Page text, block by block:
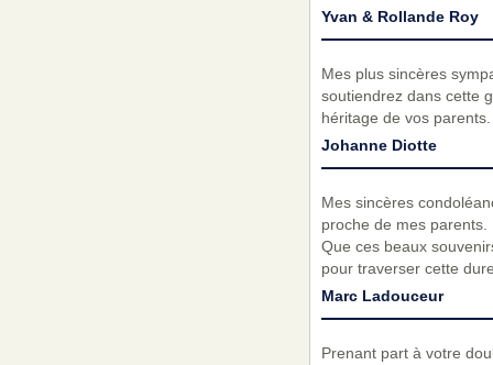
Yvan & Rollande Roy
Mes plus sincères
soutiendrez dans cette
héritage de vos parents.
Johanne Diotte
Mes sincères
proche de mes
Que ces beaux
pour traverser cette
Marc Ladouceur
Prenant part à votre